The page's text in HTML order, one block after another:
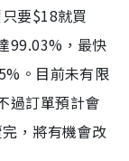
要$18就買
99.03%，最快
。目前未有限
過訂單預計會
，將有機會改